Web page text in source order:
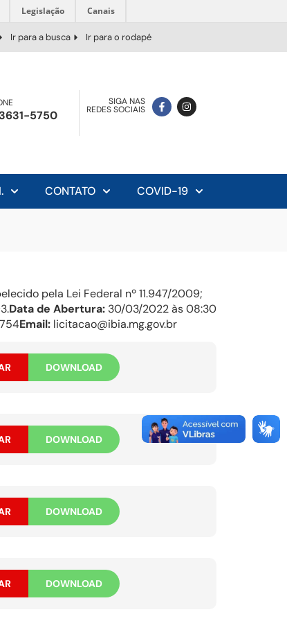
Legislação Canais
Ir para a busca Ir para o rodapé
5750
SIGA NAS
REDES SOCIAIS
CONTATO COVID-19
pela Lei Federal nº 11.947/2009;
Data de Abertura: 30/03/2022 às 08:30
Email: licitacao@ibia.mg.gov.br
DOWNLOAD
DOWNLOAD
DOWNLOAD
DOWNLOAD